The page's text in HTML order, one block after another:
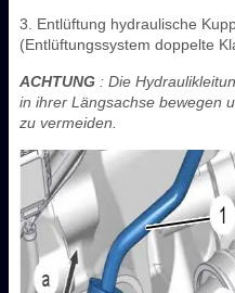
3. Entlüftung hydraulische
(Entlüftungssystem doppelte
ACHTUNG : Die
in ihrer Längsachse bewegen
zu vermeiden.